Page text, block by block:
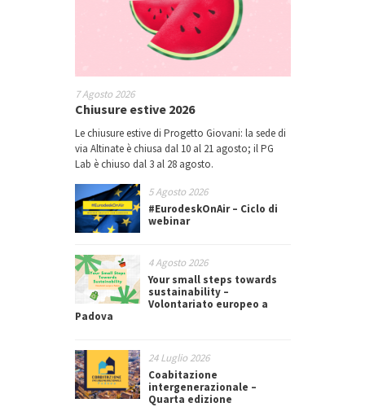
7 Agosto 2026
Chiusure estive 2026
Le chiusure estive di Progetto Giovani: la sede di
via Altinate è chiusa dal 10 al 21 agosto; il PG
Lab è chiuso dal 3 al 28 agosto.
5 Agosto 2026
#EurodeskOnAir – Ciclo di
webinar
4 Agosto 2026
Your small steps towards
sustainability –
Volontariato europeo a
Padova
24 Luglio 2026
Coabitazione
intergenerazionale –
Quarta edizione